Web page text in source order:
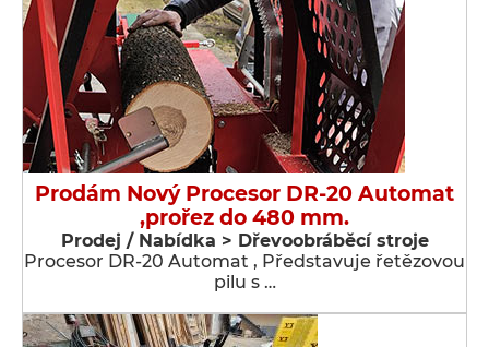
Prodám Nový Procesor DR-20 Automat
,prořez do 480 mm.
Prodej / Nabídka > Dřevoobráběcí stroje
Procesor DR-20 Automat , Představuje řetězovou
pilu s …